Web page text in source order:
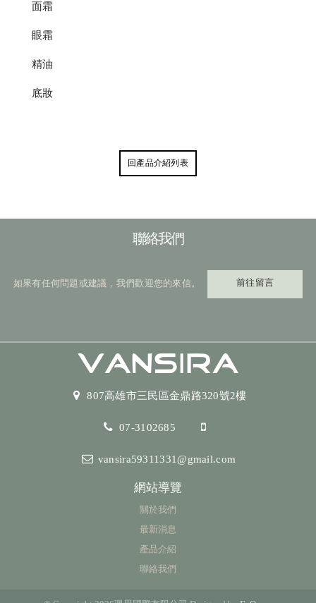
面霜
眼霜
精油
底妝
回產品介紹列表
聯絡我們
如果有任何問題或建議，我們歡迎您的來信。 前往留言
807高雄市三民區金鼎路320號2樓
07-3102685
vansira59311331@gmail.com
網站導覽
關於我們
最新消息
產品介紹
聯絡我們